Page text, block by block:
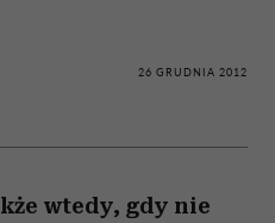
26 GRUDNIA 2012
wtedy, gdy nie